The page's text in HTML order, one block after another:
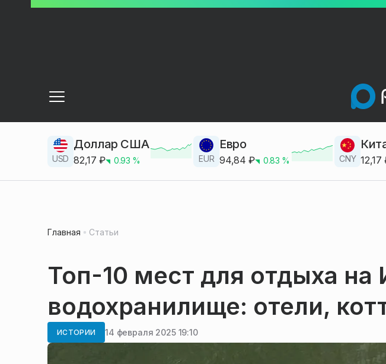
USD
Доллар США
82,17 ₽ 0.93 % EUR
Евро
94,84 ₽ 0.83 % CNY 12,17
Главная Статьи
Топ-10 мест для отдыха на
водохранилище: отели,
ИСТОРИИ 14 февраля 2025 19:10